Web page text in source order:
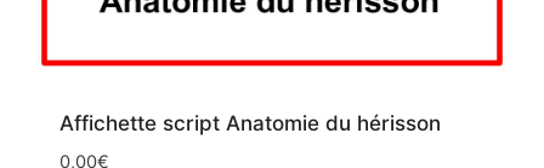
Affichette script Anatomie du hérisson
0,00€